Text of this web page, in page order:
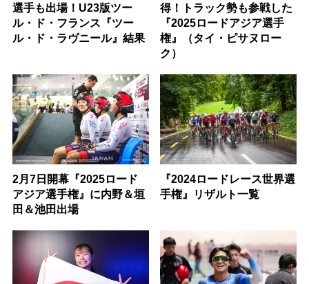
選手も出場！U23版ツー
ル・ド・フランス『ツー
ル・ド・ラヴニール』結果
得！トラック勢も参戦した
『2025ロードアジア選手
権』（タイ・ピサヌロー
ク）
2月7日開幕『2025ロード
アジア選手権』に内野＆垣
田＆池田出場
『2024ロードレース世界選
手権』リザルト一覧